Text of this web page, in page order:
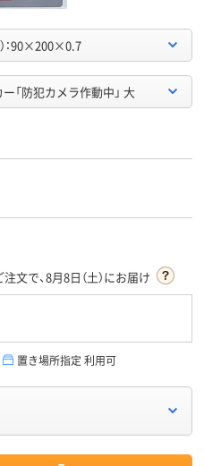
：90×200×0.7
「防犯カメラ作動中」 大
文で、8月8日（土）にお届け
置き場所指定 利用可